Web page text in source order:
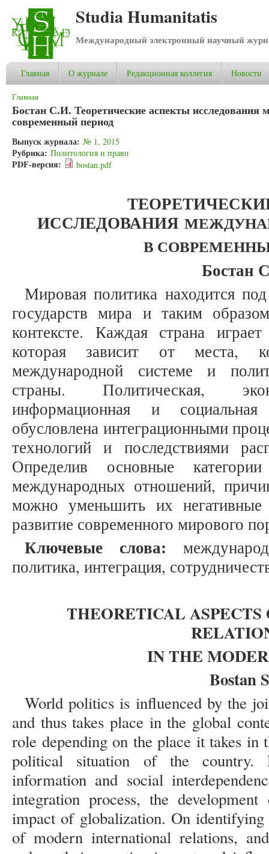
Studia Humanitatis
Международный электронный научный
Главная О журнале Редакционная коллегия Новости
Вы здесь
Главная
Бостан С.И. Теоретические аспекты
современный период
Выпуск журнала: № 1, 2015
Рубрика: Политология и право
PDF-версия: bostan.pdf
ИССЛЕДОВАНИЯ
В
Бостан
Мировая политика находится
государств мира и таким
контексте. Каждая страна
которая зависит от места,
международной системе и
страны. Политическая,
информационная и социальная
обусловлена интеграционными
технологий и последствиями
Определив основные
международных отношений,
можно уменьшить их
развитие современного мирового
Ключевые слова:
политика, интеграция,
THEORETICAL
IN THE
Bostan
World politics is influenced by the
and thus takes place in the global
role depending on the place it takes in
political situation of the country.
information and social
integration process, the
impact of globalization. On
of modern international relations,